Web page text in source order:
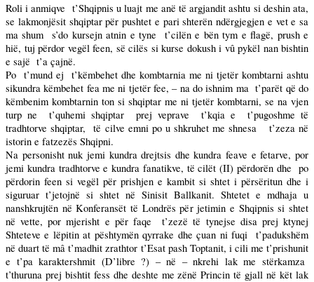
Roli i anmiqve t’Shqipnis u luajt me anë të argjandit ashtu si deshin ata,
se lakmonjësit shqiptar për pushtet e pari shterën ndërgjegjen e vet e sa
ma shum
s’do kursejn atnin e tyne
t’cilën e bën tym e flagë, prush e
hië, tuj përdor vegël feen, së cilës si kurse dokush i vû pykël nan bishtin
e sajë t’a çajnë.
Po t’mund ej
t’këmbehet dhe kombtarnia me ni tjetër kombtarni ashtu
sikundra këmbehet fea me ni tjetër fee, – na do ishnim ma t’parët që do
këmbenim kombtarnin ton si shqiptar me ni tjetër kombtarni, se na vjen
turp ne
t’quhemi shqiptar prej veprave t’kqia e
t’pugoshme të
tradhtorve shqiptar,
të cilve emni po u shkruhet me shnesa
t’zeza në
istorin e fatzezës Shqipni.
Na personisht nuk jemi kundra drejtsis dhe kundra feave e fetarve, por
jemi kundra tradhtorve e kundra fanatikve, të cilët (II) përdorën dhe po
përdorin feen si vegël për prishjen e kambit si shtet i përsëritun dhe i
siguruar t’jetojnë si shtet në Sinisit Ballkanit. Shtetet e mdhaja u
nanshkrujtën në Konferansët të Londrës për jetimin e Shqipnis si shtet
në vette, por mjerisht e për faqe
t’zezë të tynejse disa prej ktynej
Shteteve e lëpitin at pështymën qyrrake dhe çuan ni fuqi
t’padukshëm
në duart të mâ t’madhit zrathtor t’Esat pash Toptanit, i cili me t’prishunit
e t’pa karaktershmit (D’libre ?) – në – nkrehi lak me stërkamza
t’thuruna prej bishtit fess dhe deshte me zënë Princin të gjall në kët lak